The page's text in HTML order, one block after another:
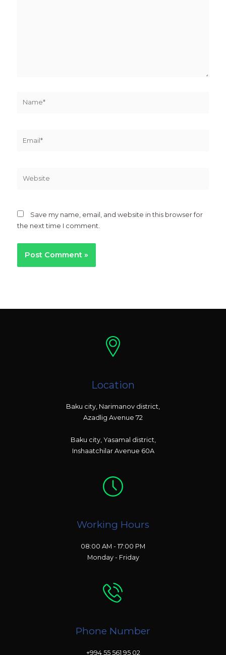
Save my name, email, and website in this browser for
the next time I comment.
Location
Baku city, Narimanov district,
Azadlig Avenue 72
Baku city, Yasamal district,
Inshaatchilar Avenue 60A
Working Hours
08:00 AM - 17:00 PM
Monday - Friday
Phone Number
+994 55 561 95 02